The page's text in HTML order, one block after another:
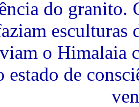
do granito.
esculturas
o Himalaia
estado de